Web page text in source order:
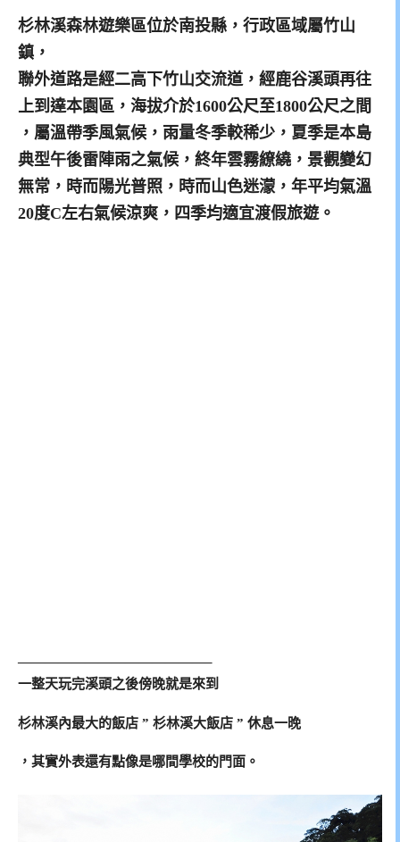
杉林溪森林遊樂區位於南投縣，行政區域屬竹山
鎮，
聯外道路是經二高下竹山交流道，經鹿谷溪頭再往
上到達本園區，海拔介於1600公尺至1800公尺之間
，屬溫帶季風氣候，雨量冬季較稀少，夏季是本島
典型午後雷陣雨之氣候，終年雲霧繚繞，景觀變幻
無常，時而陽光普照，時而山色迷濛，年平均氣溫
20度C左右氣候涼爽，四季均適宜渡假旅遊。
——————————————–
一整天玩完溪頭之後傍晚就是來到
杉林溪內最大的飯店 ” 杉林溪大飯店 ” 休息一晚
，其實外表還有點像是哪間學校的門面。